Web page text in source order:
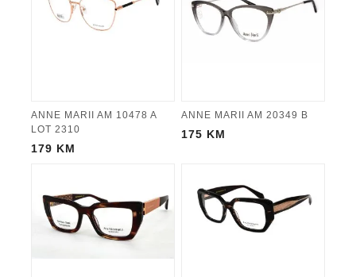
ANNE MARII AM 10478 A
LOT 2310
179 KM
ANNE MARII AM 20349 B
175 KM